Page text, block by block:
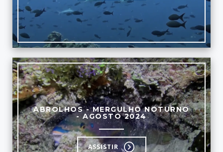
ABROLHOS - MERGULHO NOTURNO
- AGOSTO 2024
ASSISTIR